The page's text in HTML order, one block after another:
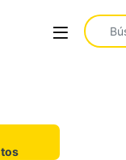
Buscar: